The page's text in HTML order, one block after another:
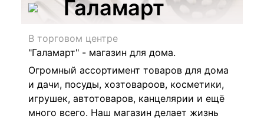
Галамарт
В торговом центре
"Галамарт" - магазин для дома.
Огромный ассортимент товаров для дома
и дачи, посуды, хозтовароов, косметики,
игрушек, автотоваров, канцелярии и ещё
много всего. Наш магазин делает жизнь